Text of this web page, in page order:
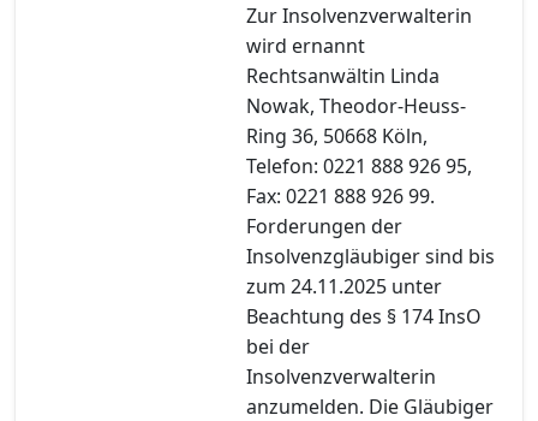
Zur Insolvenzverwalterin
wird ernannt
Rechtsanwältin Linda
Nowak, Theodor-Heuss-
Ring 36, 50668 Köln,
Telefon: 0221 888 926 95,
Fax: 0221 888 926 99.
Forderungen der
Insolvenzgläubiger sind bis
zum 24.11.2025 unter
Beachtung des § 174 InsO
bei der
Insolvenzverwalterin
anzumelden. Die Gläubiger